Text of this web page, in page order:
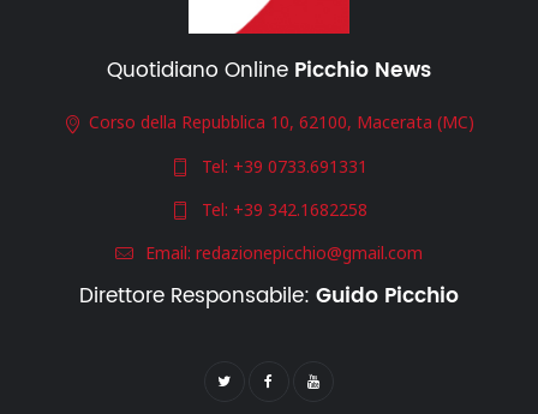
Quotidiano Online Picchio News
Corso della Repubblica 10, 62100, Macerata (MC)
Tel: +39 0733.691331
Tel: +39 342.1682258
Email: redazionepicchio@gmail.com
Direttore Responsabile: Guido Picchio